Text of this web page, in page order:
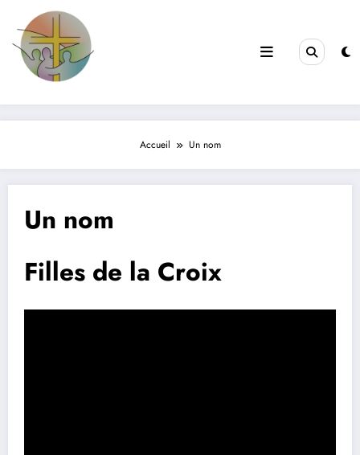
contenu
Filles de la Croix
Accueil Un nom
Un nom
Filles de la Croix